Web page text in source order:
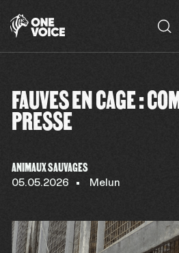
FAUVES EN CAGE :
PRESSE
ANIMAUX SAUVAGES
05.05.2026 Melun